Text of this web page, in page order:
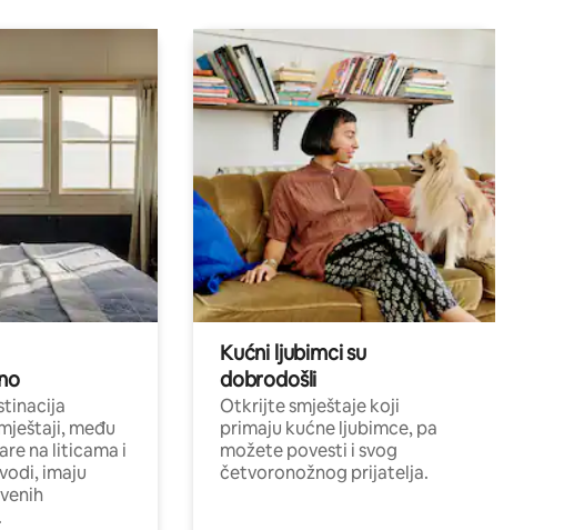
među
na liticama i
imaju
Kućni ljubimci su
dobrodošli
Otkrijte smještaje koji
primaju kućne ljubimce, pa
možete povesti i svog
četvoronožnog prijatelja.